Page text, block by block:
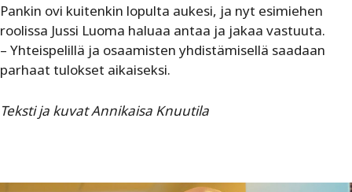
Pankin ovi kuitenkin lopulta aukesi, ja nyt esimiehen
roolissa Jussi Luoma haluaa antaa ja jakaa vastuuta.
– Yhteispelillä ja osaamisten yhdistämisellä saadaan
parhaat tulokset aikaiseksi.
Teksti ja kuvat Annikaisa Knuutila